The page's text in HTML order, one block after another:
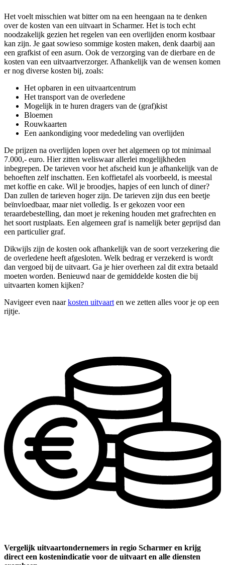
Het voelt misschien wat bitter om na een heengaan na te denken
over de kosten van een uitvaart in Scharmer. Het is toch echt
noodzakelijk gezien het regelen van een overlijden enorm kostbaar
kan zijn. Je gaat sowieso sommige kosten maken, denk daarbij aan
een grafkist of een asurn. Ook de verzorging van de dierbare en de
kosten van een uitvaartverzorger. Afhankelijk van de wensen komen
er nog diverse kosten bij, zoals:
Het opbaren in een uitvaartcentrum
Het transport van de overledene
Mogelijk in te huren dragers van de (graf)kist
Bloemen
Rouwkaarten
Een aankondiging voor mededeling van overlijden
De prijzen na overlijden lopen over het algemeen op tot minimaal
7.000,- euro. Hier zitten weliswaar allerlei mogelijkheden
inbegrepen. De tarieven voor het afscheid kun je afhankelijk van de
behoeften zelf inschatten. Een koffietafel als voorbeeld, is meestal
met koffie en cake. Wil je broodjes, hapjes of een lunch of diner?
Dan zullen de tarieven hoger zijn. De tarieven zijn dus een beetje
beïnvloedbaar, maar niet volledig. Is er gekozen voor een
teraardebestelling, dan moet je rekening houden met grafrechten en
het soort rustplaats. Een algemeen graf is namelijk beter geprijsd dan
een particulier graf.
Dikwijls zijn de kosten ook afhankelijk van de soort verzekering die
de overledene heeft afgesloten. Welk bedrag er verzekerd is wordt
dan vergoed bij de uitvaart. Ga je hier overheen zal dit extra betaald
moeten worden. Benieuwd naar de gemiddelde kosten die bij
uitvaarten komen kijken?
Navigeer even naarkosten uitvaart en we zetten alles voor je op een
rijtje.
Vergelijk uitvaartondernemers in regio Scharmer en krijg
direct een kostenindicatie voor de uitvaart en alle diensten